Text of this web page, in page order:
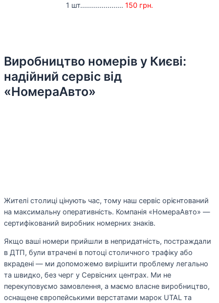
1 шт...................... 150 грн.
Виробництво номерів у Києві:
надійний сервіс від
«НомераАвто»
Жителі столиці цінують час, тому наш сервіс орієнтований
на максимальну оперативність. Компанія «НомераАвто» —
сертифікований виробник номерних знаків.
Якщо ваші номери прийшли в непридатність, постраждали
в ДТП, були втрачені в потоці столичного трафіку або
вкрадені — ми допоможемо вирішити проблему легально
та швидко, без черг у Сервісних центрах. Ми не
перекуповуємо замовлення, а маємо власне виробництво,
оснащене європейськими верстатами марок UTAL та